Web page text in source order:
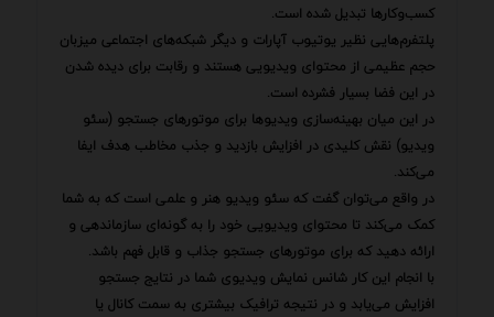
کسب‌وکارها تبدیل شده است.
پلتفرم‌هایی نظیر یوتیوب آپارات و دیگر شبکه‌های اجتماعی میزبان
حجم عظیمی از محتوای ویدیویی هستند و رقابت برای دیده شدن
در این فضا بسیار فشرده است.
در این میان بهینه‌سازی ویدیوها برای موتورهای جستجو (سئو
ویدیو) نقش کلیدی در افزایش بازدید و جذب مخاطب هدف ایفا
می‌کند.
در واقع می‌توان گفت که سئو ویدیو هنر و علمی است که به شما
کمک می‌کند تا محتوای ویدیویی خود را به گونه‌ای سازماندهی و
ارائه دهید که برای موتورهای جستجو جذاب و قابل فهم باشد.
با انجام این کار شانس نمایش ویدیوی شما در نتایج جستجو
افزایش می‌یابد و در نتیجه ترافیک بیشتری به سمت کانال یا